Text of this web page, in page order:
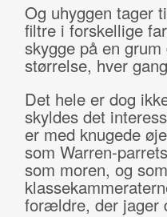
Og uhyggen tager
filtre i forskellige
skygge på en
størrelse, hver
Det hele er dog
skyldes det
er med knugede
som Warren-
som moren, og
forældre, der jager